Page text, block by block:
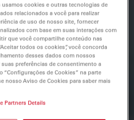
cookies e outras tecnologias de
relacionados a você para realizar
de uso de nosso site, fornecer
com base em suas interações com
que você compartilhe conteúdo nas
todos os cookies”, você concorda
desses dados com nossos
suas preferências de consentimento a
“Configurações de Cookies” na parte
nosso Aviso de Cookies para saber mais
Partners Details